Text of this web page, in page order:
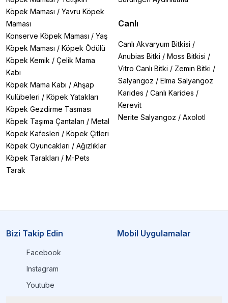
Köpek Maması / Yavru Köpek
Maması
Konserve Köpek Maması / Yaş
Köpek Maması / Köpek Ödülü
Köpek Kemik / Çelik Mama
Kabı
Köpek Mama Kabı / Ahşap
Kulübeleri / Köpek Yatakları
Köpek Gezdirme Tasması
Köpek Taşıma Çantaları / Metal
Köpek Kafesleri / Köpek Çitleri
Köpek Oyuncakları / Ağızlıklar
Köpek Tarakları / M-Pets
Tarak
Canlı
Canlı Akvaryum Bitkisi /
Anubias Bitki / Moss Bitkisi /
Vitro Canlı Bitki / Zemin Bitki /
Salyangoz / Elma Salyangoz
Karides / Canlı Karides /
Kerevit
Nerite Salyangoz / Axolotl
Bizi Takip Edin
Facebook
Instagram
Youtube
Mobil Uygulamalar